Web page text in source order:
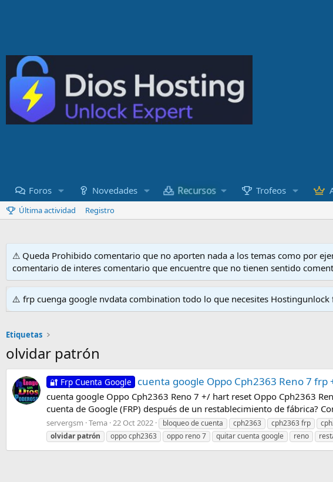
Foros Novedades Recursos Trofeos
Última actividad Registro
⚠ Queda Prohibido comentario que no aporten nada a los temas como por
comentario de interes comentario que encuentre que no tienen sentido
⚠️ frp cuenga google nvdata combination todo lo que necesites
Etiquetas
olvidar patrón
🔐 Frp Cuenta Google cuenta google Oppo Cph2363 Reno 7 frp
cuenta google Oppo Cph2363 Reno 7 +/ hart reset Oppo Cph2363
cuenta de Google (FRP) después de un restablecimiento de fábrica?
servergsm Tema 22 Oct 2022 bloqueo de cuenta cph2363 cph2363 frp
olvidar patrón oppo cph2363 oppo reno 7 quitar cuenta google reno